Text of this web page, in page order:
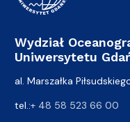
Wydział
Uniwersytetu
al. Marszałka
tel.:+ 48 58 523 66 00